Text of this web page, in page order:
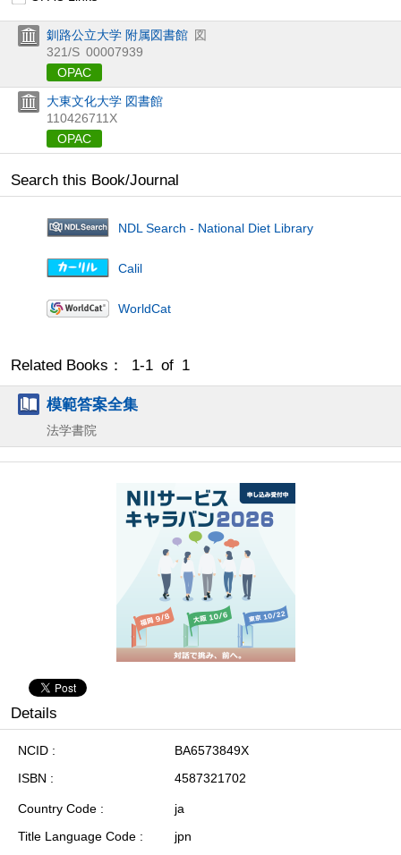
釧路公立大学 附属図書館 図
321/S 00007939
OPAC
大東文化大学 図書館
110426711X
OPAC
Search this Book/Journal
NDL Search - National Diet Library
Calil
WorldCat
Related Books： 1-1 of 1
模範答案全集
法学書院
Details
NCID
BA6573849X
ISBN
4587321702
Country Code
ja
Title Language Code
jpn